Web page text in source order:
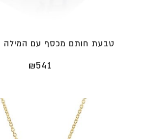
טבעת חותם מכסף עם המילה
₪541